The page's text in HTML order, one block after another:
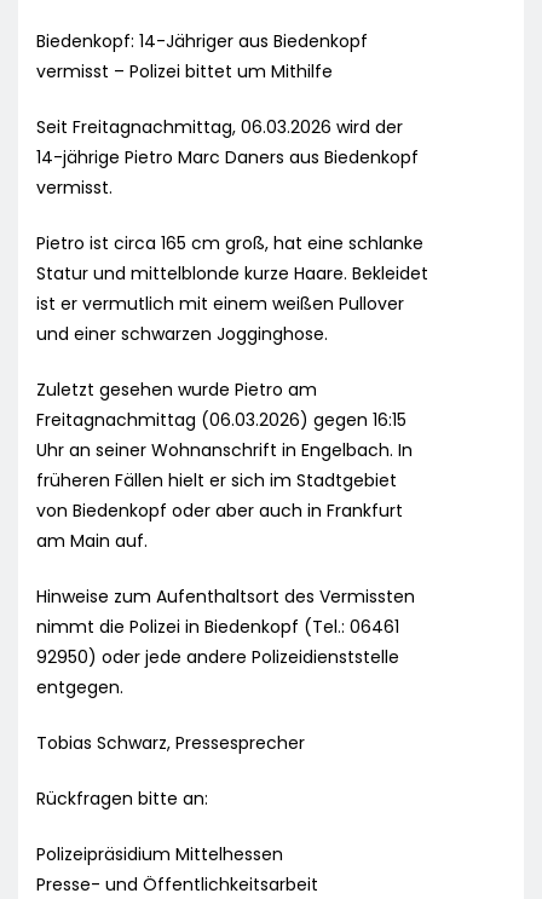
Biedenkopf: 14-Jähriger aus Biedenkopf
vermisst – Polizei bittet um Mithilfe
Seit Freitagnachmittag, 06.03.2026 wird der
14-jährige Pietro Marc Daners aus Biedenkopf
vermisst.
Pietro ist circa 165 cm groß, hat eine schlanke
Statur und mittelblonde kurze Haare. Bekleidet
ist er vermutlich mit einem weißen Pullover
und einer schwarzen Jogginghose.
Zuletzt gesehen wurde Pietro am
Freitagnachmittag (06.03.2026) gegen 16:15
Uhr an seiner Wohnanschrift in Engelbach. In
früheren Fällen hielt er sich im Stadtgebiet
von Biedenkopf oder aber auch in Frankfurt
am Main auf.
Hinweise zum Aufenthaltsort des Vermissten
nimmt die Polizei in Biedenkopf (Tel.: 06461
92950) oder jede andere Polizeidienststelle
entgegen.
Tobias Schwarz, Pressesprecher
Rückfragen bitte an:
Polizeipräsidium Mittelhessen
Presse- und Öffentlichkeitsarbeit